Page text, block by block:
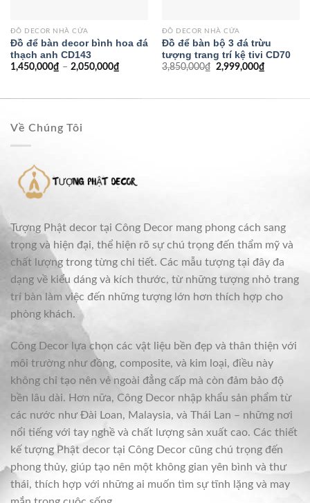
ĐỒ DECOR NHÀ CỬA
Đồ để bàn decor bình hoa đá
thạch anh CD143
1,450,000₫ – 2,050,000₫
ĐỒ DECOR NHÀ CỬA
Đồ để bàn bộ 3 đá trừu
tượng trang trí kệ tivi CD70
3,850,000₫ 2,999,000₫
Về Chúng Tôi
Tượng Phật decor tại Công Decor mang phong cách sang
trọng và hiện đại, thể hiện rõ sự chú trọng đến thẩm mỹ và
chất lượng trong từng chi tiết. Các mẫu tượng tại đây đa
dạng về kiểu dáng và kích thước, từ những tượng nhỏ trang
trí bàn làm việc đến những tượng lớn hơn thích hợp cho
phòng khách.
Công Decor lựa chọn các vật liệu bền đẹp và thân thiện với
môi trường như đồng, composite, và kim loại, điều này
không chỉ tạo nên vẻ ngoài đẳng cấp mà còn đảm bảo độ
bền lâu dài. Hơn nữa, Công Decor nhập khẩu sản phẩm từ
các nước như Đài Loan, Malaysia, và Thái Lan – những nơi
nổi tiếng với tay nghề và chất lượng sản xuất cao. Các thiết
kế tượng Phật decor tại Công Decor cũng chú trọng đến
phong thủy, giúp tạo nên một không gian yên bình và thư
thái, thích hợp với những ai muốn tìm sự tĩnh lặng và may